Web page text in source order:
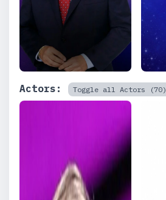
Actors: Toggle all Actors (70)